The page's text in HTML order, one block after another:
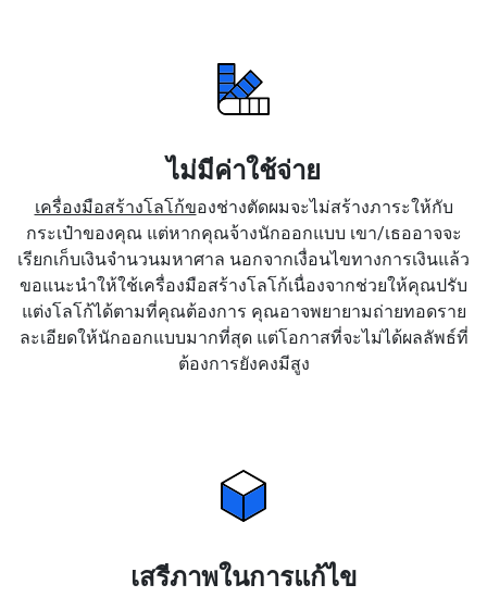
ไม่มีค่าใช้จ่าย
เครื่องมือสร้างโลโก้ของช่างตัดผมจะไม่สร้างภาระให้กับ
กระเป๋าของคุณ แต่หากคุณจ้างนักออกแบบ เขา/เธออาจจะ
เรียกเก็บเงินจำนวนมหาศาล นอกจากเงื่อนไขทางการเงินแล้ว
ขอแนะนำให้ใช้เครื่องมือสร้างโลโก้เนื่องจากช่วยให้คุณปรับ
แต่งโลโก้ได้ตามที่คุณต้องการ คุณอาจพยายามถ่ายทอดราย
ละเอียดให้นักออกแบบมากที่สุด แต่โอกาสที่จะไม่ได้ผลลัพธ์ที่
ต้องการยังคงมีสูง
เสรีภาพในการแก้ไข